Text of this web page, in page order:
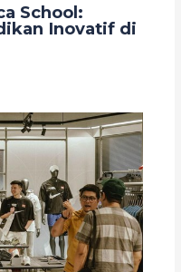
School:
Inovatif di